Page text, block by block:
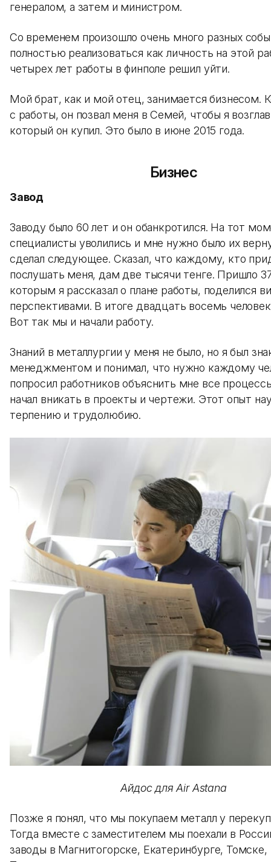
генералом, а затем и министром.
Со временем произошло очень много разных
полностью реализоваться как личность на этой
четырех лет работы в финполе решил уйти.
Мой брат, как и мой отец, занимается бизнесом.
с работы, он позвал меня в Семей, чтобы я
который он купил. Это было в июне 2015 года.
Бизнес
Завод
Заводу было 60 лет и он обанкротился. На тот
специалисты уволились и мне нужно было их
сделал следующее. Сказал, что каждому, кто
послушать меня, дам две тысячи тенге. Пришло
которым я рассказал о плане работы, поделился
перспективами. В итоге двадцать восемь
Вот так мы и начали работу.
Знаний в металлургии у меня не было, но я был
менеджментом и понимал, что нужно каждому
попросил работников объяснить мне все
начал вникать в проекты и чертежи. Этот опыт
терпению и трудолюбию.
Айдос для Air Astana
Позже я понял, что мы покупаем металл у
Тогда вместе с заместителем мы поехали в
заводы в Магнитогорске, Екатеринбурге,